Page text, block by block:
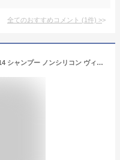
全てのおすすめコメント (1件) >
LUSH セクシャルバイオレットNo.14 シャンプー ノンシリコン ヴィーガン ボリューム ツヤ 乾燥 潤い いい匂い ハンドメイド 自然由来 コスメ ラッシュ 公式